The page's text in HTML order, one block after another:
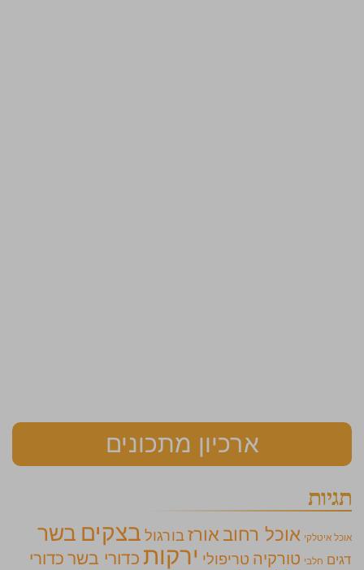
ארכיון מתכונים
תגיות
אוכל איטלקי אוכל רחוב אורזבורגול בצקים בשר
דגים חלבי טורקיה טריפולי ירקות כדורי בשר כדורי